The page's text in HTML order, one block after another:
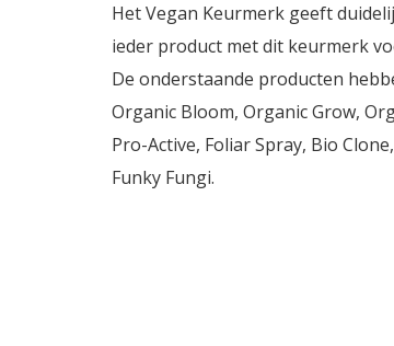
Het Vegan Keurmerk geeft
ieder product met dit keurmerk
De onderstaande producten
Organic Bloom, Organic Grow,
Pro-Active, Foliar Spray, Bio
Funky Fungi.